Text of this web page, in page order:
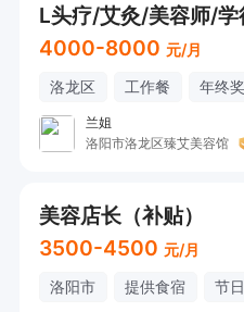
4000-8000 元/月
洛龙区 工作餐 年终奖
兰姐
洛阳市洛龙区臻艾美容馆
美容店长（补贴）
3500-4500 元/月
洛阳市 提供食宿 节